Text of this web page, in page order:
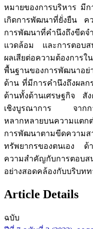
หมายของการบริหาร มี
เกิดการพัฒนาที่ยั่งยืน ค
การพัฒนาที่คำนึงถึงขีดจ
แวดล้อม และการตอบส
ผลเสียต่อความต้องการ
พื้นฐานของการพัฒนาอย่
ด้าน ที่มีการคำนึงถึงผล
ด้านทั้งด้านเศรษฐกิจ สั
เชิงบูรณาการ จากกา
หลากหลายบนความแตก
การพัฒนาตามขีดความ
ทรัพยากรของตนเอง ด้
ความสำคัญกับการตอบส
อย่างสอดคล้องกับบริบท
Article Details
ฉบับ